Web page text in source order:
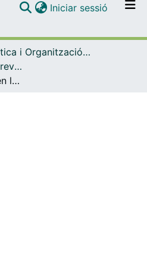
Navega per tot el DD
Com publicar
Iniciar sessió (current)
Didàctica i Organització Educativa
Articles publicats en revistes (Didàctica i Organització Educativa)
Liderazgo directivo en los centros educativos: salir de la maraña de la confusión